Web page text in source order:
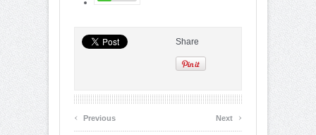
Share
‹ Previous Next ›